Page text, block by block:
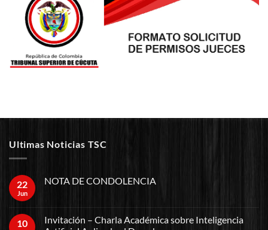
Ultimas Noticias TSC
22
Jun
NOTA DE CONDOLENCIA
10
Invitación – Charla Académica sobre Inteligencia